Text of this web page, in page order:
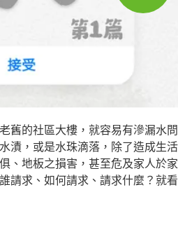
舊的社區大樓，就容易有滲漏水問
漬，或是水珠滴落，除了造成生活
、地板之損害，甚至危及家人於家
請求、如何請求、請求什麼？就看